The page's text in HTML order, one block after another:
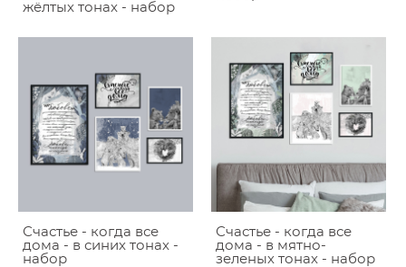
жёлтых тонах - набор
Счастье - когда все
дома - в синих тонах -
набор
Счастье - когда все
дома - в мятно-
зеленых тонах - набор